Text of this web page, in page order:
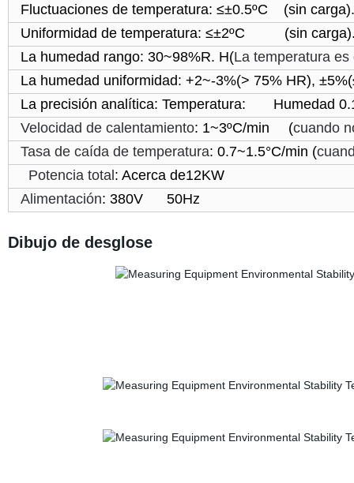
Fluctuaciones de temperatura: ≤±0.5ºC (sin carga).
Uniformidad de temperatura: ≤±2ºC (sin
La humedad rango: 30~98%R. H(La temperatura es
La humedad uniformidad: +2~-3%(> 75% HR),
La precisión analítica: Temperatura: Humedad
Velocidad de calentamiento: 1~3ºC/min (cuando
Tasa de caída de temperatura: 0.7~1.5°C/min (
Potencia total : Acerca de12KW
Alimentación: 380V 50Hz
Dibujo de desglose